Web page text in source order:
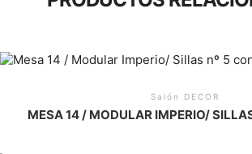
Salón DECOR
MESA 14 / MODULAR IMPERIO/